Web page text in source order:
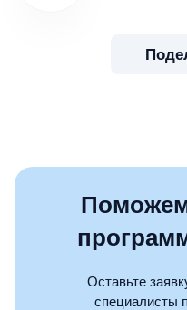
Оставьте
специалисты